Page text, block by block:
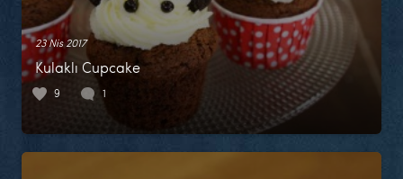
23 Nis 2017
Kulaklı Cupcake
9 1